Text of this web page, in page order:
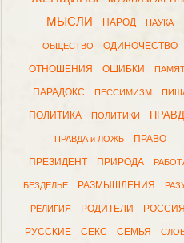
МЫСЛИ НАРОД НАУКА
ОБЩЕСТВО ОДИНОЧЕСТВО
ОТНОШЕНИЯ ОШИБКИ
ПАРАДОКС ПЕССИМИЗМ
ПОЛИТИКА ПОЛИТИКИ
ПРАВДА и ЛОЖЬ ПРАВО
ПРЕЗИДЕНТ ПРИРОДА
БЕЗДЕЛЬЕ РАЗМЫШЛЕНИЯ
РЕЛИГИЯ РОДИТЕЛИ
РУССКИЕ СЕКС СЕМЬЯ